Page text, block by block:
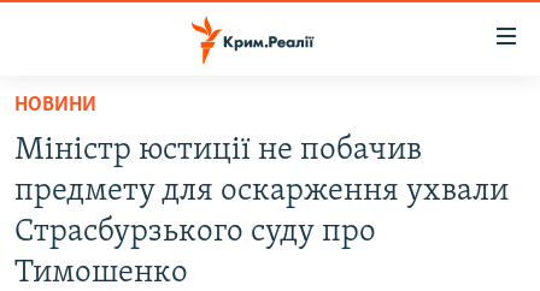
Перейти
основного
матеріалу
Перейти
до
основної
ВОДА.КРИМ
ВІДЕО ТА ФОТО
ПОЛІТИКА
НОВИНИ
Міністр юстиції не побачив
предмету для оскарження ухвали
Страсбурзького суду про
Тимошенко